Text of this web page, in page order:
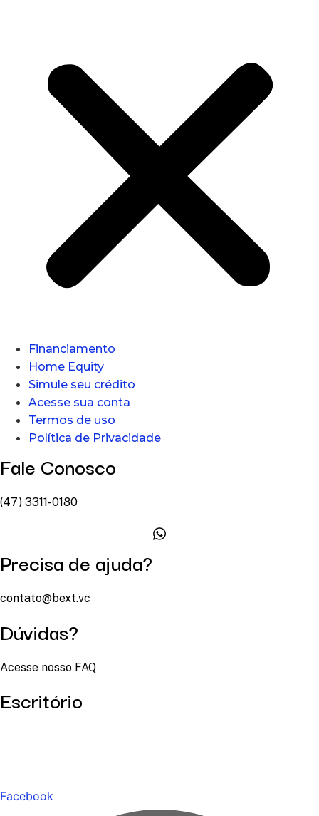
Financiamento
Home Equity
Simule seu crédito
Acesse sua conta
Termos de uso
Política de Privacidade
Fale Conosco
(47) 3311-0180
Precisa de ajuda?
contato@bext.vc
Dúvidas?
Acesse nosso FAQ
Escritório
Facebook